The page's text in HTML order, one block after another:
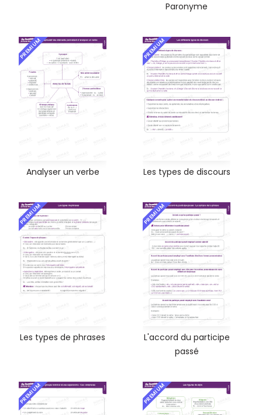
Paronyme
PREMIUM
Analyser un verbe
PREMIUM
Les types de discours
PREMIUM
Les types de phrases
PREMIUM
L'accord du participe
passé
PREMIUM PREMIUM